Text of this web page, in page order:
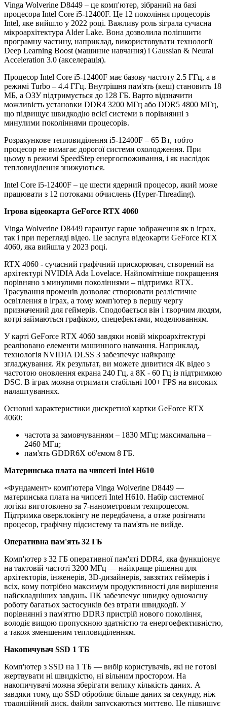
Vinga Wolverine D8449 – це комп'ютер, зібраний на базі
процесора Intel Core i5-12400F. Це 12 покоління процесорів
Intel, яке вийшло у 2022 році. Важливу роль зіграла сучасна
мікроархітектура Alder Lake. Вона дозволила поліпшити
програмну частину, наприклад, використовувати технології
Deep Learning Boost (машинне навчання) і Gaussian & Neural
Acceleration 3.0 (акселерація).
Процесор Intel Core i5-12400F має базову частоту 2.5 ГГц, а в
режимі Turbo – 4.4 ГГц. Внутрішня пам'ять (кеш) становить 18
МБ, а ОЗУ підтримується до 128 ГБ. Варто відзначити
можливість установки DDR4 3200 МГц або DDR5 4800 МГц,
що підвищує швидкодію всієї системи в порівнянні з
минулими поколіннями процесорів.
Розрахункове тепловиділення i5-12400F – 65 Вт, тобто
процесор не вимагає дорогої системи охолодження. При
цьому в режимі SpeedStep енергоспоживання, і як наслідок
тепловиділення знижуються.
Intel Core i5-12400F – це шести ядерний процесор, який може
працювати з 12 потоками обчислень (Hyper-Threading).
Ігрова відеокарта GeForce RTX 4060
Vinga Wolverine D8449 гарантує гарне зображення як в іграх,
так і при перегляді відео. Це заслуга відеокарти GeForce RTX
4060, яка вийшла у 2023 році.
RTX 4060 - сучасний графічний прискорювач, створений на
архітектурі NVIDIA Ada Lovelace. Найпомітніше покращення
порівняно з минулими поколіннями – підтримка RTX.
Трасування променів дозволяє створювати реалістичне
освітлення в іграх, а тому комп'ютер в першу чергу
призначений для геймерів. Сподобається він і творчим людям,
котрі займаються графікою, спецефектами, моделюванням.
У карті GeForce RTX 4060 завдяки новій мікроархітектурі
реалізовано елементи машинного навчання. Наприклад,
технологія NVIDIA DLSS 3 забезпечує найкраще
згладжування. Як результат, ви можете дивитися 4К відео з
частотою оновлення екрана 240 Гц, а 8К - 60 Гц із підтримкою
DSC. В іграх можна отримати стабільні 100+ FPS на високих
налаштуваннях.
Основні характеристики дискретної картки GeForce RTX
4060:
частота за замовчуванням – 1830 МГц; максимальна –
2460 МГц;
пам'ять GDDR6X об'ємом 8 ГБ.
Материнська плата на чипсеті Intel H610
«Фундамент» комп'ютера Vinga Wolverine D8449 —
материнська плата на чипсеті Intel H610. Набір системної
логіки виготовлено за 7-нанометровим техпроцесом.
Підтримка оверклокінгу не передбачена, а отже розігнати
процесор, графічну підсистему та пам'ять не вийде.
Оперативна пам'ять 32 ГБ
Комп'ютер з 32 ГБ оперативної пам'яті DDR4, яка функціонує
на тактовій частоті 3200 МГц — найкраще рішення для
архітекторів, інженерів, 3D-дизайнерів, завзятих геймерів і
всіх, кому потрібно максимум продуктивності для вирішення
найскладніших завдань. ПК забезпечує швидку одночасну
роботу багатьох застосунків без втрати швидкодії. У
порівнянні з пам'яттю DDR3 пристрій нового покоління,
володіє вищою пропускною здатністю та енергоефективністю,
а також зменшеним тепловиділенням.
Накопичувач SSD 1 ТБ
Комп'ютер з SSD на 1 ТБ — вибір користувачів, які не готові
жертвувати ні швидкістю, ні вільним простором. На
накопичувачі можна зберігати велику кількість даних. А
завдяки тому, що SSD обробляє більше даних за секунду, ніж
традиційний диск, файли запускаються миттєво. Це підвищує